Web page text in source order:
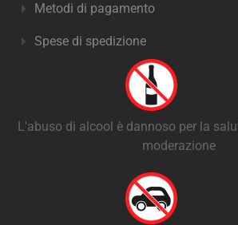
Metodi di pagamento
Spese di spedizione
L'abuso di alcool è dannoso per la
moderazione